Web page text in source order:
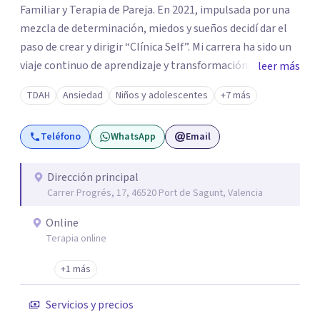
Familiar y Terapia de Pareja. En 2021, impulsada por una
mezcla de determinación, miedos y sueños decidí dar el
paso de crear y dirigir “Clínica Self”. Mi carrera ha sido un
viaje continuo de aprendizaje y transformación,
moldeado por másters, especializaciones y experiencias
que han reafirmado mi verdadera vocación: acompañar a
familias y adolescentes en sus momentos más cruciales,
guiándolos hacia relaciones más saludables y un
leer más
TDAH Ansiedad Niños y adolescentes +7 más
Teléfono WhatsApp Email
Dirección principal
Carrer Progrés, 17, 46520 Port de Sagunt, Valencia
Online
Terapia online
+1 más
Servicios y precios